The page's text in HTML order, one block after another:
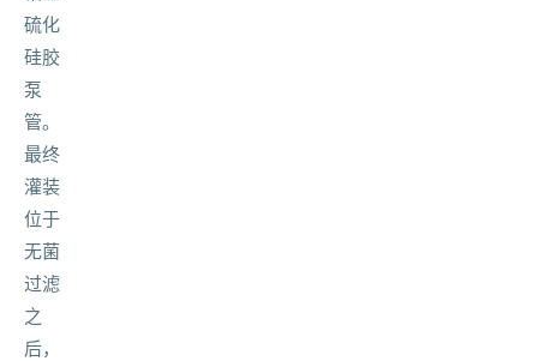
硫化
硅胶
泵
管。
最终
灌装
位于
无菌
过滤
之
后，